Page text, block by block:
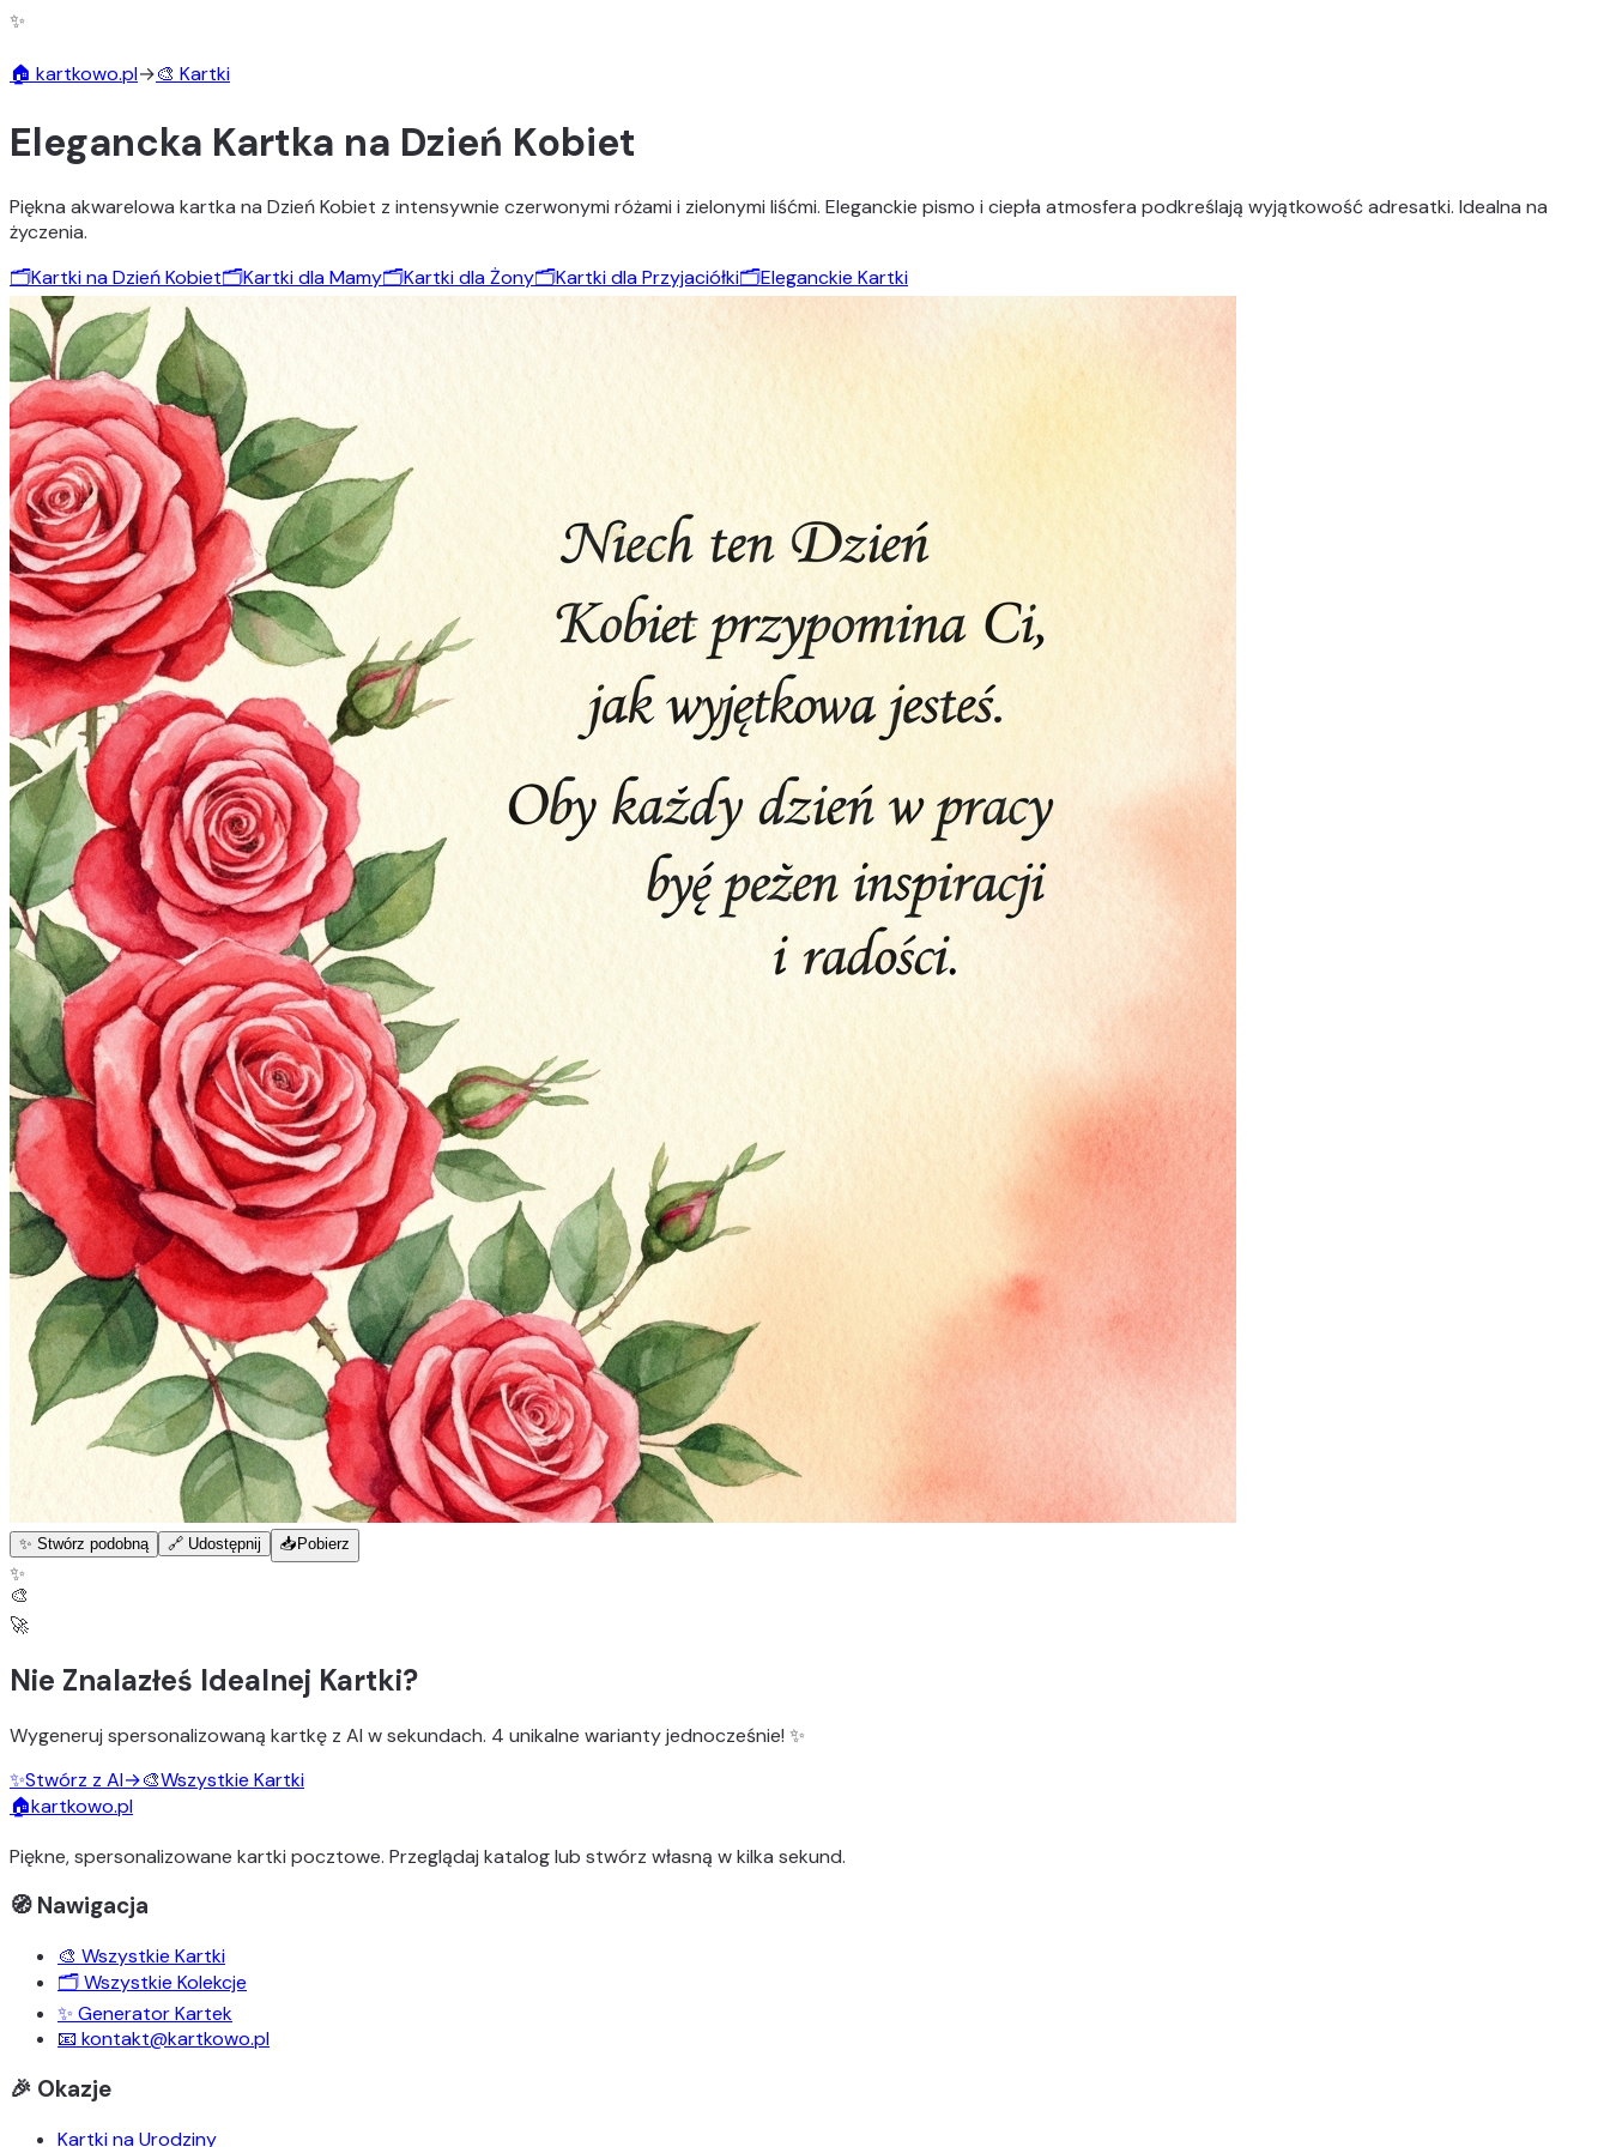
✨
🏠 kartkowo.pl→🎨 Kartki
Elegancka Kartka na Dzień Kobiet
Piękna akwarelowa kartka na Dzień Kobiet z intensywnie czerwonymi różami i zielonymi liśćmi. Eleganckie pismo i ciepła atmosfera podkreślają wyjątkowość adresatki. Idealna na
życzenia.
🗂️Kartki na Dzień Kobiet🗂️Kartki dla Mamy🗂️Kartki dla Żony🗂️Kartki dla Przyjaciółki🗂️Eleganckie Kartki
✨ Stwórz podobną 🔗 Udostępnij 📥 Pobierz
✨
🎨
🚀
Nie Znalazłeś Idealnej Kartki?
Wygeneruj spersonalizowaną kartkę z AI w sekundach. 4 unikalne wariantyjednocześnie! ✨
✨Stwórz z AI→🎨Wszystkie Kartki
🏠kartkowo.pl
Piękne, spersonalizowane kartki pocztowe. Przeglądaj katalog lub stwórz własną w kilka sekund.
🧭 Nawigacja
🎨 Wszystkie Kartki
🗂️ Wszystkie Kolekcje
✨ Generator Kartek
📧 kontakt@kartkowo.pl
🎉 Okazje
Kartki na Urodziny